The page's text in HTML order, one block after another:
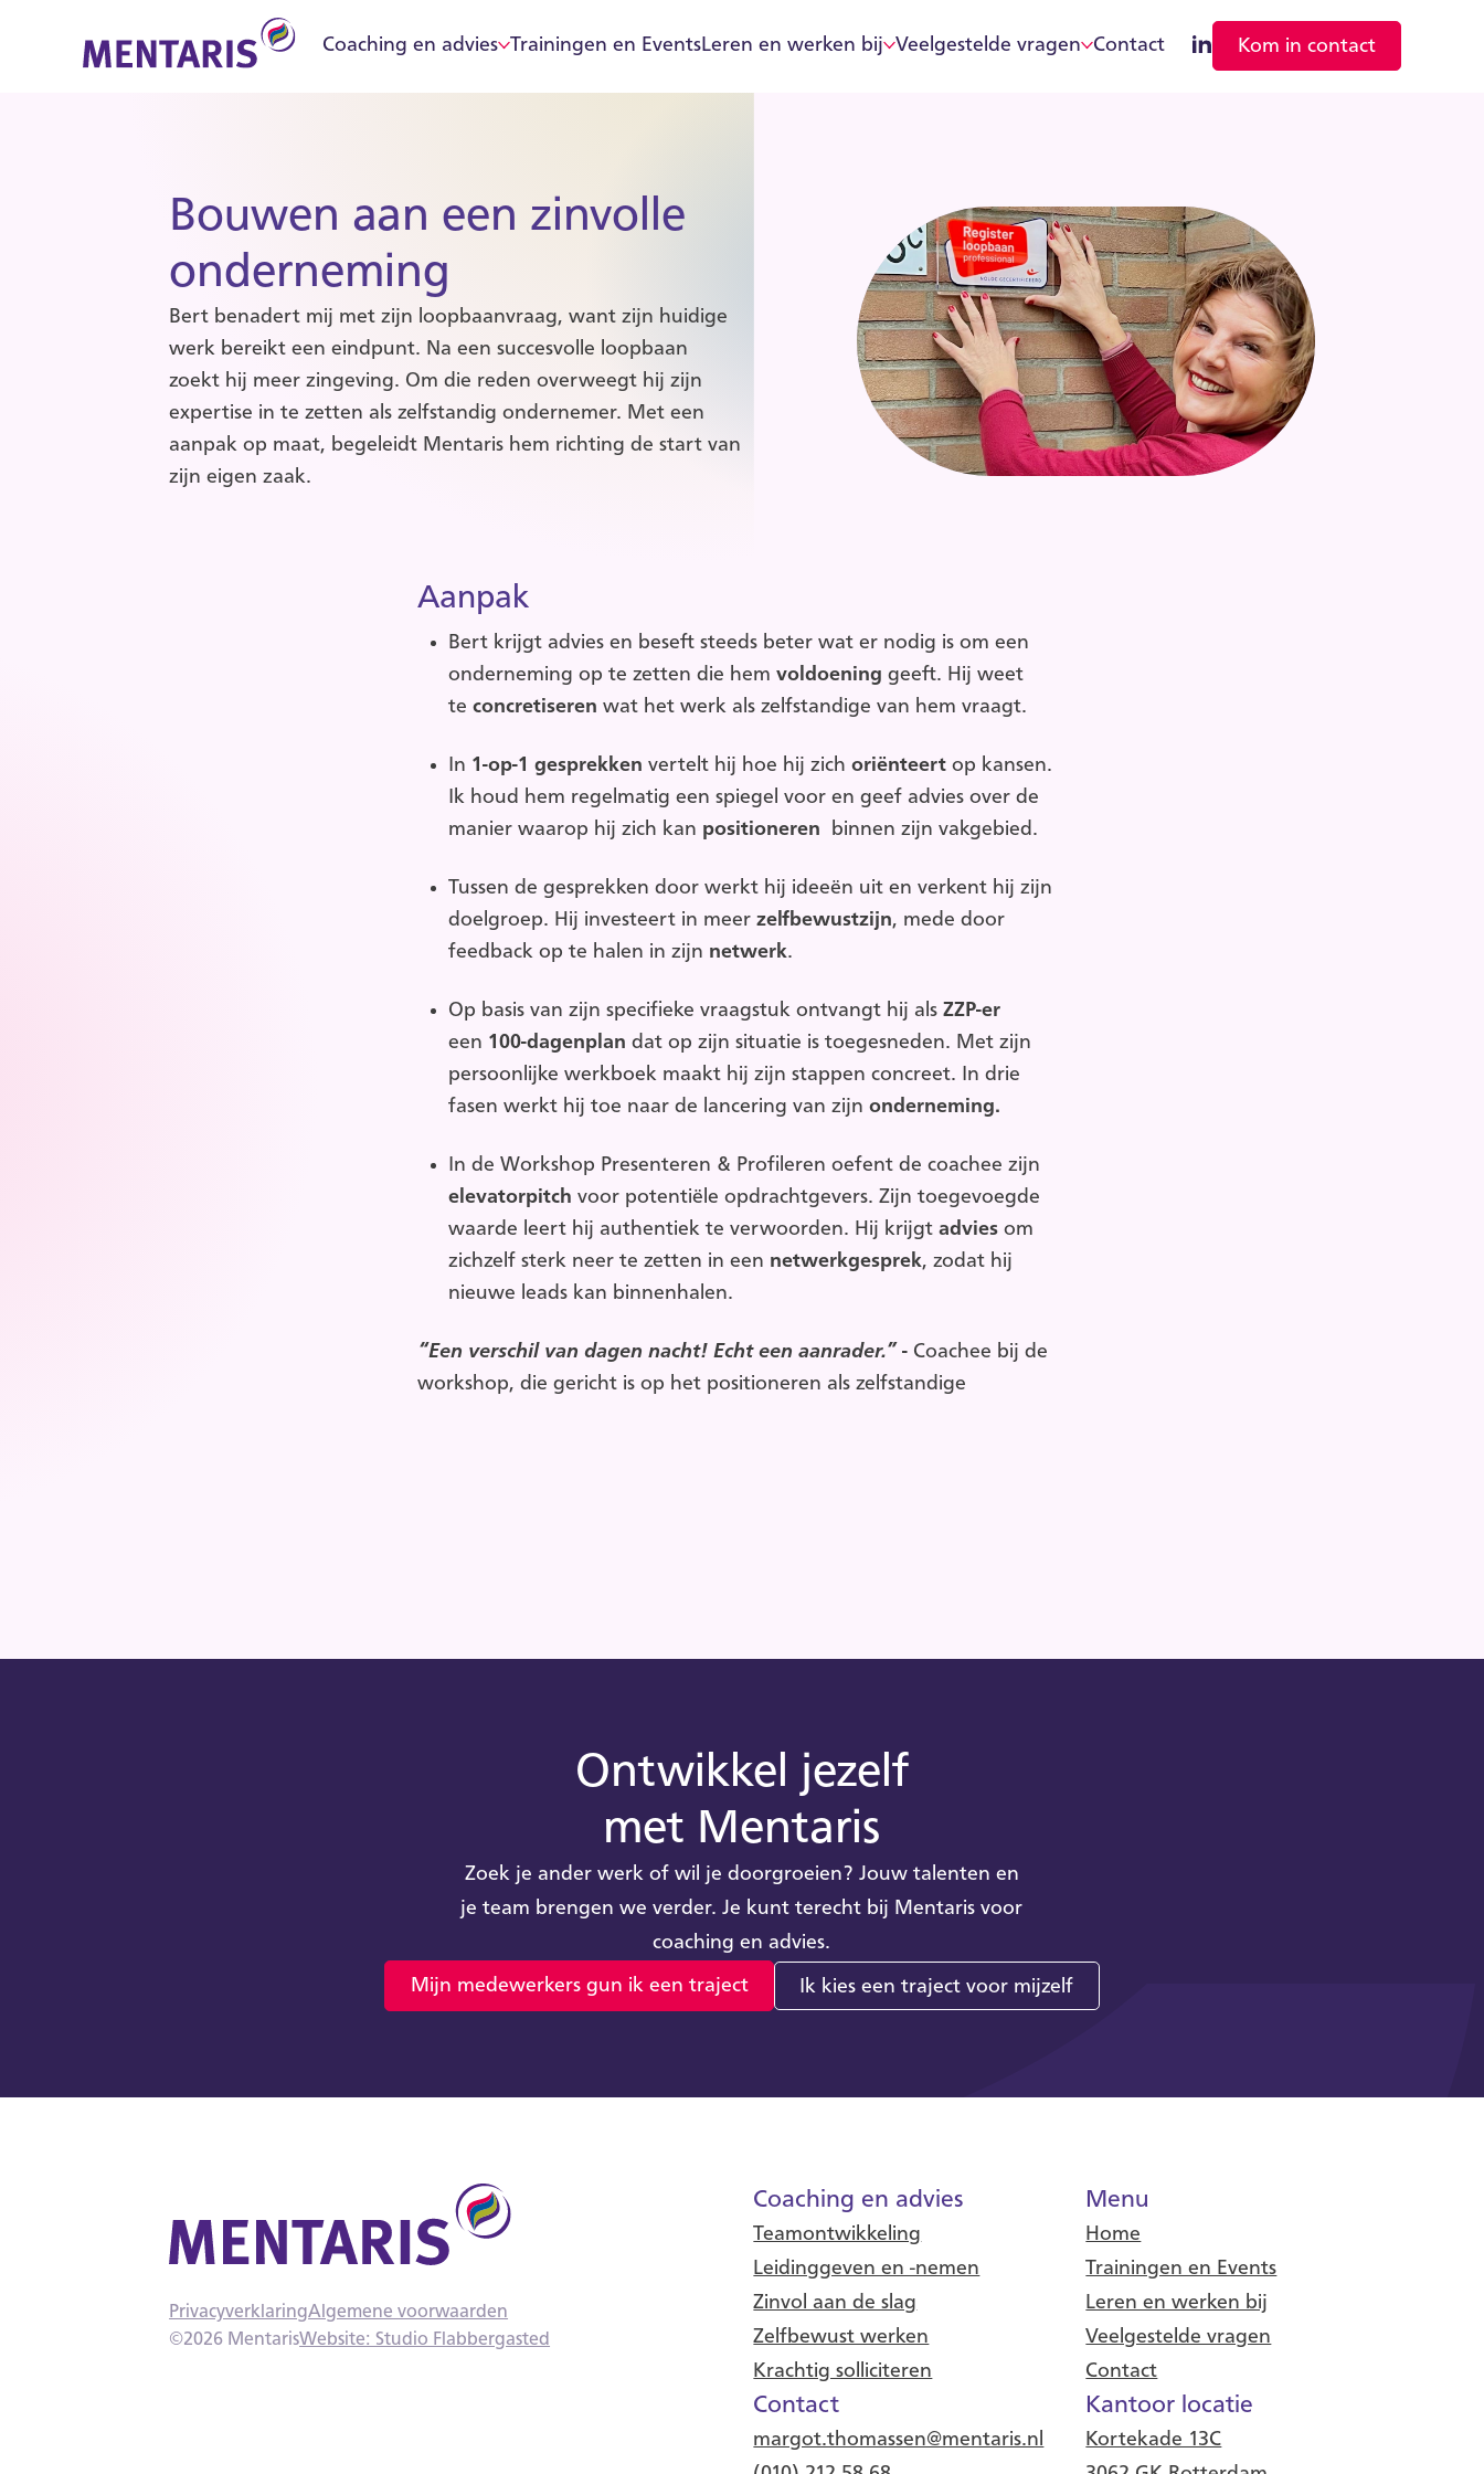
Coaching en advies Trainingen en EventsLeren en werken bij Veelgestelde vragen Contact Kom in contact
Bouwen aan een zinvolle
onderneming
Bert benadert mij met zijn loopbaanvraag, want zijn huidige
werk bereikt een eindpunt. Na een succesvolle loopbaan
zoekt hij meer zingeving. Om die reden overweegt hij zijn
expertise in te zetten als zelfstandig ondernemer. Met een
aanpak op maat, begeleidt Mentaris hem richting de start van
zijn eigen zaak.
Aanpak
Bert krijgt advies en beseft steeds beter wat er nodig is om een
onderneming op te zetten die hem voldoening geeft. Hij weet
te concretiseren wat het werk als zelfstandige van hem vraagt.
In 1-op-1 gesprekken vertelt hij hoe hij zich oriënteert op kansen.
Ik houd hem regelmatig een spiegel voor en geef advies over de
manier waarop hij zich kan positioneren binnen zijn vakgebied.
Tussen de gesprekken door werkt hij ideeën uit en verkent hij zijn
doelgroep. Hij investeert in meer zelfbewustzijn, mede door
feedback op te halen in zijn netwerk.
Op basis van zijn specifieke vraagstuk ontvangt hij als ZZP-er
een 100-dagenplan dat op zijn situatie is toegesneden. Met zijn
persoonlijke werkboek maakt hij zijn stappen concreet. In drie
fasen werkt hij toe naar de lancering van zijn onderneming.
In de Workshop Presenteren & Profileren oefent de coachee zijn
elevatorpitch voor potentiële opdrachtgevers. Zijn toegevoegde
waarde leert hij authentiek te verwoorden. Hij krijgt adviesom
zichzelf sterk neer te zetten in een netwerkgesprek, zodat hij
nieuwe leads kan binnenhalen.
“Een verschil van dagen nacht! Echt een aanrader.” - Coachee bij de
workshop, die gericht is op het positioneren als zelfstandige
Ontwikkel jezelf
met Mentaris
Zoek je ander werk of wil je doorgroeien? Jouw talenten en
je team brengen we verder. Je kunt terecht bij Mentaris voor
coaching en advies.
Mijn medewerkers gun ik een traject Ik kies een traject voor mijzelf
PrivacyverklaringAlgemene voorwaarden
©2026 MentarisWebsite: Studio Flabbergasted
Coaching en advies
Teamontwikkeling
Leidinggeven en -nemen
Zinvol aan de slag
Zelfbewust werken
Krachtig solliciteren
Contact
margot.thomassen@mentaris.nl
Menu
Home
Trainingen en Events
Leren en werken bij
Veelgestelde vragen
Contact
Kantoor locatie
Kortekade 13C